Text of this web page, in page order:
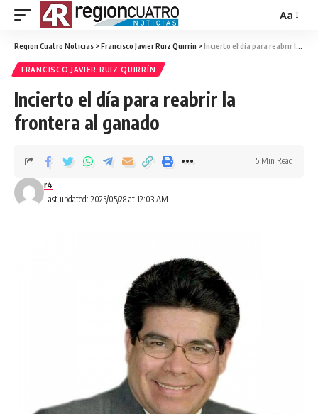
Aa
Region Cuatro Noticias >Francisco Javier Ruiz Quirrín >Incierto el día para reabrir la frontera al ganado
FRANCISCO JAVIER RUIZ QUIRRÍN
Incierto el día para reabrir la
frontera al ganado
Last updated: 2025/05/28 at 12:03 AM
r4
5 Min Read